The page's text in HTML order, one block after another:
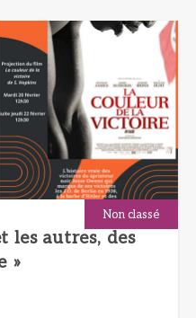
Non classé
les autres, des
»